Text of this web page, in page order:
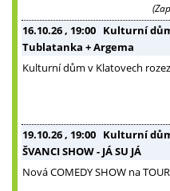
16.10.26 , 19:00 Kulturní
Tublatanka + Argema
Kulturní dům v Klatovech
19.10.26 , 19:00 Kulturní
ŠVANCI SHOW - JÁ SU JÁ
Nová COMEDY SHOW na